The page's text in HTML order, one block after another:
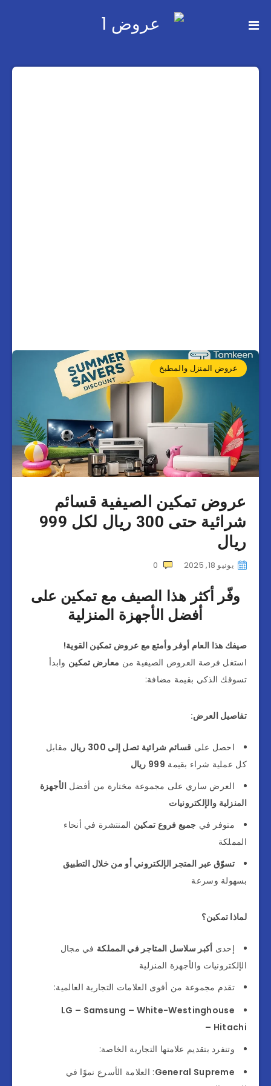
عروض المنزل والمطبخ
عروض تمكين الصيفية قسائم
شرائية حتى 300 ريال لكل 999
ريال
يونيو 18, 2025 0
وفّر أكثر هذا الصيف مع تمكين على
أفضل الأجهزة المنزلية
صيفك هذا العام أوفر وأمتع مع عروض تمكين القوية!
استغل فرصة العروض الصيفية من معارض تمكين وابدأ
تسوقك الذكي بقيمة مضافة:
تفاصيل العرض:
احصل على قسائم شرائية تصل إلى 300 ريال
مقابل
كل عملية شراء بقيمة 999 ريال
العرض ساري على مجموعة مختارة من أفضلالأجهزة
المنزلية والإلكترونيات
متوفر في جميع فروع تمكين المنتشرة في أنحاء
المملكة
تسوّق عبر المتجر الإلكتروني أو من خلال التطبيق
بسهولة وسرعة
لماذا تمكين؟
إحدى أكبر سلاسل المتاجر في المملكة في مجال
الإلكترونيات والأجهزة المنزلية
تقدم مجموعة من أقوى العلامات التجارية العالمية:
LG – Samsung – White-Westinghouse
– Hitachi
وتنفرد بتقديم علامتها التجارية الخاصة:
General Supreme: العلامة الأسرع نموًا في